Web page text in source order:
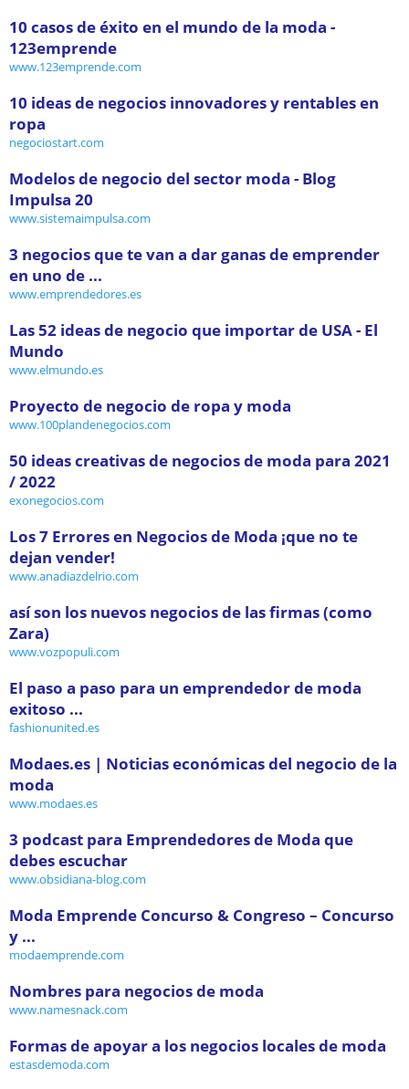
10 casos de éxito en el mundo de la moda -
123emprende
www.123emprende.com
10 ideas de negocios innovadores y rentables en
ropa
negociostart.com
Modelos de negocio del sector moda - Blog
Impulsa 20
www.sistemaimpulsa.com
3 negocios que te van a dar ganas de emprender
en uno de ...
www.emprendedores.es
Las 52 ideas de negocio que importar de USA - El
Mundo
www.elmundo.es
Proyecto de negocio de ropa y moda
www.100plandenegocios.com
50 ideas creativas de negocios de moda para 2021
/ 2022
exonegocios.com
Los 7 Errores en Negocios de Moda ¡que no te
dejan vender!
www.anadiazdelrio.com
así son los nuevos negocios de las firmas (como
Zara)
www.vozpopuli.com
El paso a paso para un emprendedor de moda
exitoso ...
fashionunited.es
Modaes.es | Noticias económicas del negocio de la
moda
www.modaes.es
3 podcast para Emprendedores de Moda que
debes escuchar
www.obsidiana-blog.com
Moda Emprende Concurso & Congreso – Concurso
y ...
modaemprende.com
Nombres para negocios de moda
www.namesnack.com
Formas de apoyar a los negocios locales de moda
estasdemoda.com